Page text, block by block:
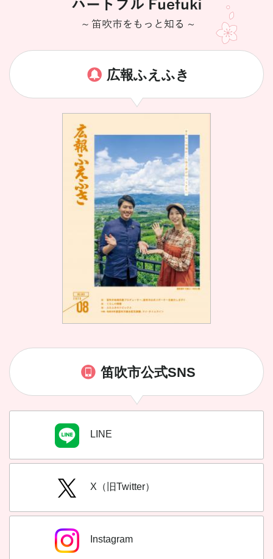
広報ふえふき
笛吹市公式SNS
LINE
X（旧Twitter）
Instagram